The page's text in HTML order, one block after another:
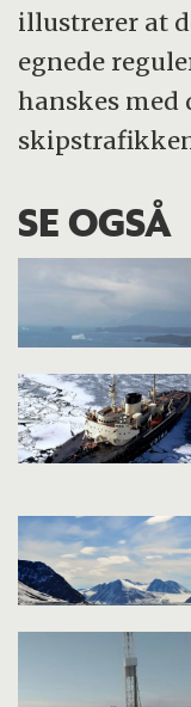
illustrerer at
egnede
hanskes med
SE OGSÅ